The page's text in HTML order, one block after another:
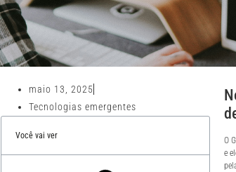
maio 13, 2025
Tecnologias emergentes
Você vai ver
O
e